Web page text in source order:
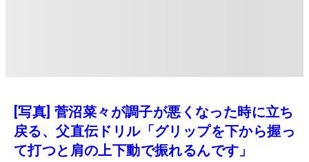
[写真] 菅沼菜々が調子が悪くなった時に立ち
戻る、父直伝ドリル「グリップを下から握っ
て打つと肩の上下動で振れるんです」